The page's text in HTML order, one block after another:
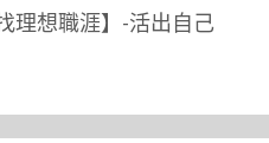
理想職涯】-活出自己